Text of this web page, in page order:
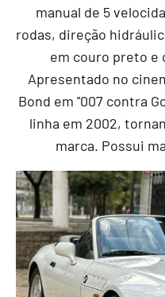
manual de 5
rodas, direção
em couro preto e
Apresentado no
Bond em ''007 contra
linha em 2002,
marca. Possui